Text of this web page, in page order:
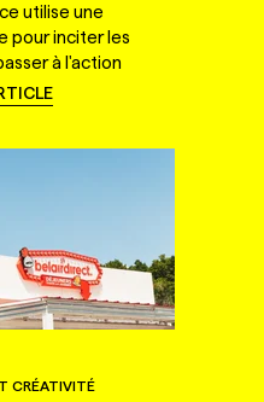
utilise une
pour inciter les
à l'action
CRÉATIVITÉ